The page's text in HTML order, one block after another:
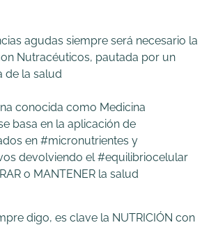
agudas siempre será necesario la
Nutracéuticos, pautada por un
de la salud
conocida como Medicina
basa en la aplicación de
en #micronutrientes y
devolviendo el #equilibriocelular
o MANTENER la salud
digo, es clave la NUTRICIÓN con